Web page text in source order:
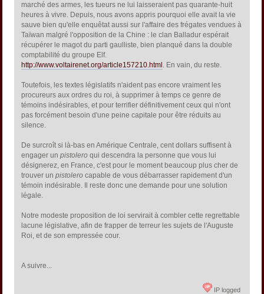
marché des armes, les tueurs ne lui laisseraient pas quarante-huit
heures à vivre. Depuis, nous avons appris pourquoi elle avait la vie
sauve bien qu'elle enquêtat aussi sur l'affaire des frégates vendues à
Taïwan malgré l'opposition de la Chine : le clan Balladur espérait
récupérer le magot du parti gaulliste, bien planqué dans la double
comptabilité du groupe Elf.
http://www.voltairenet.org/article157210.html . En vain, du reste.
Toutefois, les textes législatifs n'aident pas encore vraiment les
procureurs aux ordres du roi, à supprimer à temps ce genre de
témoins indésirables, et pour terrifier définitivement ceux qui n'ont
pas forcément besoin d'une peine capitale pour être réduits au
silence.
De surcroît si là-bas en Amérique Centrale, cent dollars suffisent à
engager unpistolero qui descendra la personne que vous lui
désignerez, en France, c'est pour le moment beaucoup plus cher de
trouver unpistolero capable de vous débarrasser rapidement d'un
témoin indésirable. Il reste donc une demande pour une solution
légale.
Notre modeste proposition de loi servirait à combler cette regrettable
lacune législative, afin de frapper de terreur les sujets de l'Auguste
Roi, et de son empressée cour.
A suivre...
IP logged